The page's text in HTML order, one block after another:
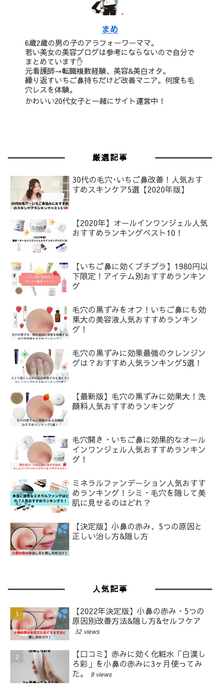
まめ
6歳2歳の男の子のアラフォーワーママ。
若い美女の美容ブログは参考にならないので自分で
まとめています✋
元看護師→転職複数経験、美容&美白オタ。
繰り返すいちご鼻持ちだけど改善マニア。何度も毛
穴レスを体験。
かわいい20代女子と一緒にサイト運営中！
厳選記事
30代の毛穴･いちご鼻改善！人気おす
すめスキンケア5選【2020年版】
【2020年】オールインワンジェル人気
おすすめランキングベスト10！
【いちご鼻に効くプチプラ】1980円以
下限定！アイテム別おすすめランキン
グ
毛穴の黒ずみをオフ！いちご鼻にも効
果大の美容液人気おすすめランキン
グ！
毛穴の黒ずみに効果最強のクレンジン
グは？おすすめ人気ランキング5選！
【最新版】毛穴の黒ずみに効果大！洗
顔料人気おすすめランキング
毛穴開き・いちご鼻に効果的なオール
インワンジェル人気おすすめランキン
グ！
ミネラルファンデーション人気おすす
めランキング！シミ・毛穴を隠して美
肌に見せるのはどれ？
【決定版】小鼻の赤み、5つの原因と
正しい治し方&隠し方
人気記事
【2022年決定版】小鼻の赤み・5つの
原因別改善方法&隠し方&セルフケア
32 views
【口コミ】赤みに効く化粧水「白漢し
ろ彩」を小鼻の赤みに3ヶ月使ってみ
た。
9 views